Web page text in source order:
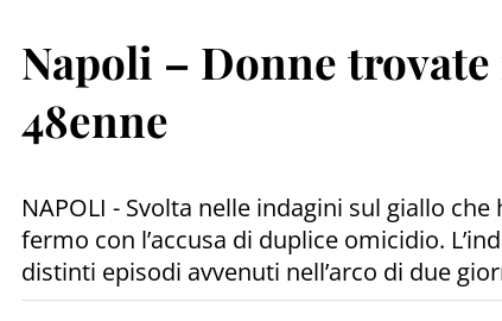
Napoli – Donne
48enne
NAPOLI - Svolta nelle indagini sul giallo
fermo con l’accusa di duplice omicidio.
distinti episodi avvenuti nell’arco di due